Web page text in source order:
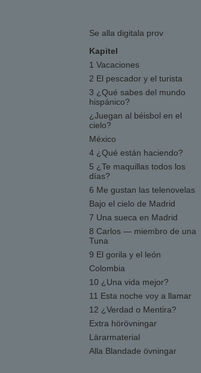
Se alla digitala prov
Kapitel
1 Vacaciones
2 El pescador y el turista
3 ¿Qué sabes del mundo
hispánico?
¿Juegan al béisbol en el
cielo?
México
4 ¿Qué están haciendo?
5 ¿Te maquillas todos los
días?
6 Me gustan las telenovelas
Bajo el cielo de Madrid
7 Una sueca en Madrid
8 Carlos — miembro de una
Tuna
9 El gorila y el león
Colombia
10 ¿Una vida mejor?
11 Esta noche voy a llamar
12 ¿Verdad o Mentira?
Extra hörövningar
Lärarmaterial
Alla Blandade övningar